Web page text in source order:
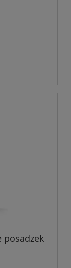
posadzek